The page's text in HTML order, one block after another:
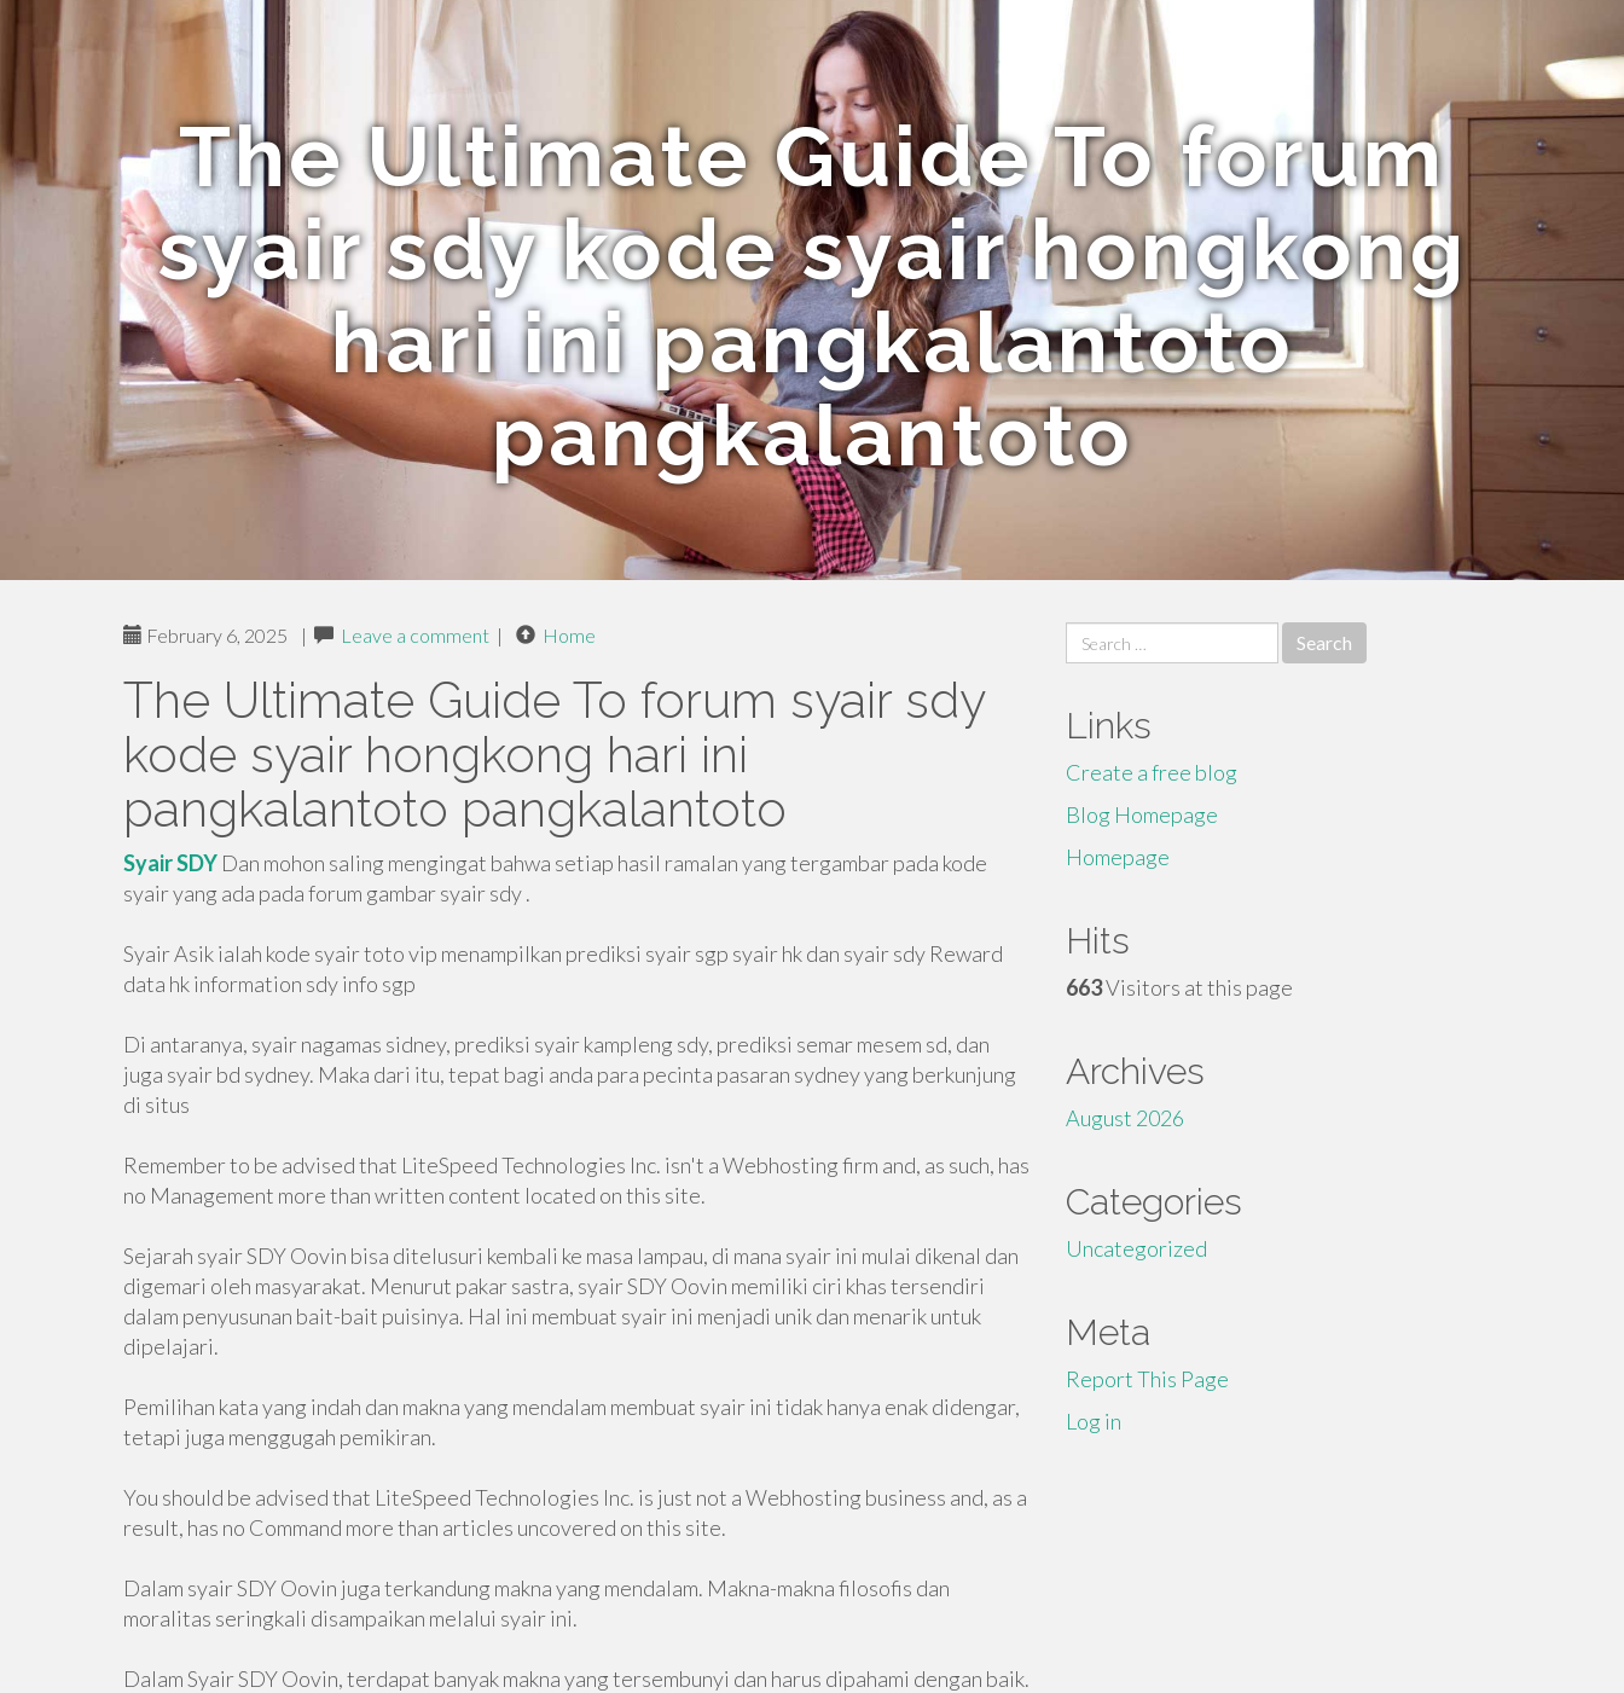
The Ultimate Guide To forum
syair sdy kode syair hongkong
hari ini pangkalantoto
pangkalantoto
February 6, 2025 | Leave a comment | Home
The Ultimate Guide To forum syair sdy
kode syair hongkong hari ini
pangkalantoto pangkalantoto
Syair SDY Dan mohon saling mengingat bahwa setiap hasil ramalan yang tergambar pada kode
syair yang ada pada forum gambar syair sdy .
Syair Asik ialah kode syair toto vip menampilkan prediksi syair sgp syair hk dan syair sdy Reward
data hk information sdy info sgp
Di antaranya, syair nagamas sidney, prediksi syair kampleng sdy, prediksi semar mesem sd, dan
juga syair bd sydney. Maka dari itu, tepat bagi anda para pecinta pasaran sydney yang berkunjung
di situs
Remember to be advised that LiteSpeed Technologies Inc. isn't a Webhosting firm and, as such, has
no Management more than written content located on this site.
Sejarah syair SDY Oovin bisa ditelusuri kembali ke masa lampau, di mana syair ini mulai dikenal dan
digemari oleh masyarakat. Menurut pakar sastra, syair SDY Oovin memiliki ciri khas tersendiri
dalam penyusunan bait-bait puisinya. Hal ini membuat syair ini menjadi unik dan menarik untuk
dipelajari.
Pemilihan kata yang indah dan makna yang mendalam membuat syair ini tidak hanya enak didengar,
tetapi juga menggugah pemikiran.
You should be advised that LiteSpeed Technologies Inc. is just not a Webhosting business and, as a
result, has no Command more than articles uncovered on this site.
Dalam syair SDY Oovin juga terkandung makna yang mendalam. Makna-makna filosofis dan
moralitas seringkali disampaikan melalui syair ini.
Dalam Syair SDY Oovin, terdapat banyak makna yang tersembunyi dan harus dipahami dengan baik.
Search
for:
Links
Create a free blog
Blog Homepage
Homepage
Hits
663Visitors at this page
Archives
August 2026
Categories
Uncategorized
Meta
Report This Page
Log in